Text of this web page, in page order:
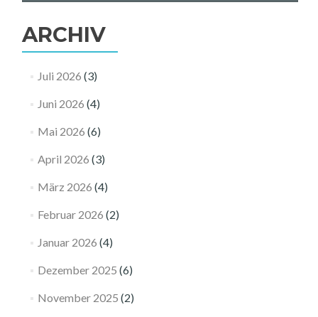
ARCHIV
Juli 2026 (3)
Juni 2026 (4)
Mai 2026 (6)
April 2026 (3)
März 2026 (4)
Februar 2026 (2)
Januar 2026 (4)
Dezember 2025 (6)
November 2025 (2)